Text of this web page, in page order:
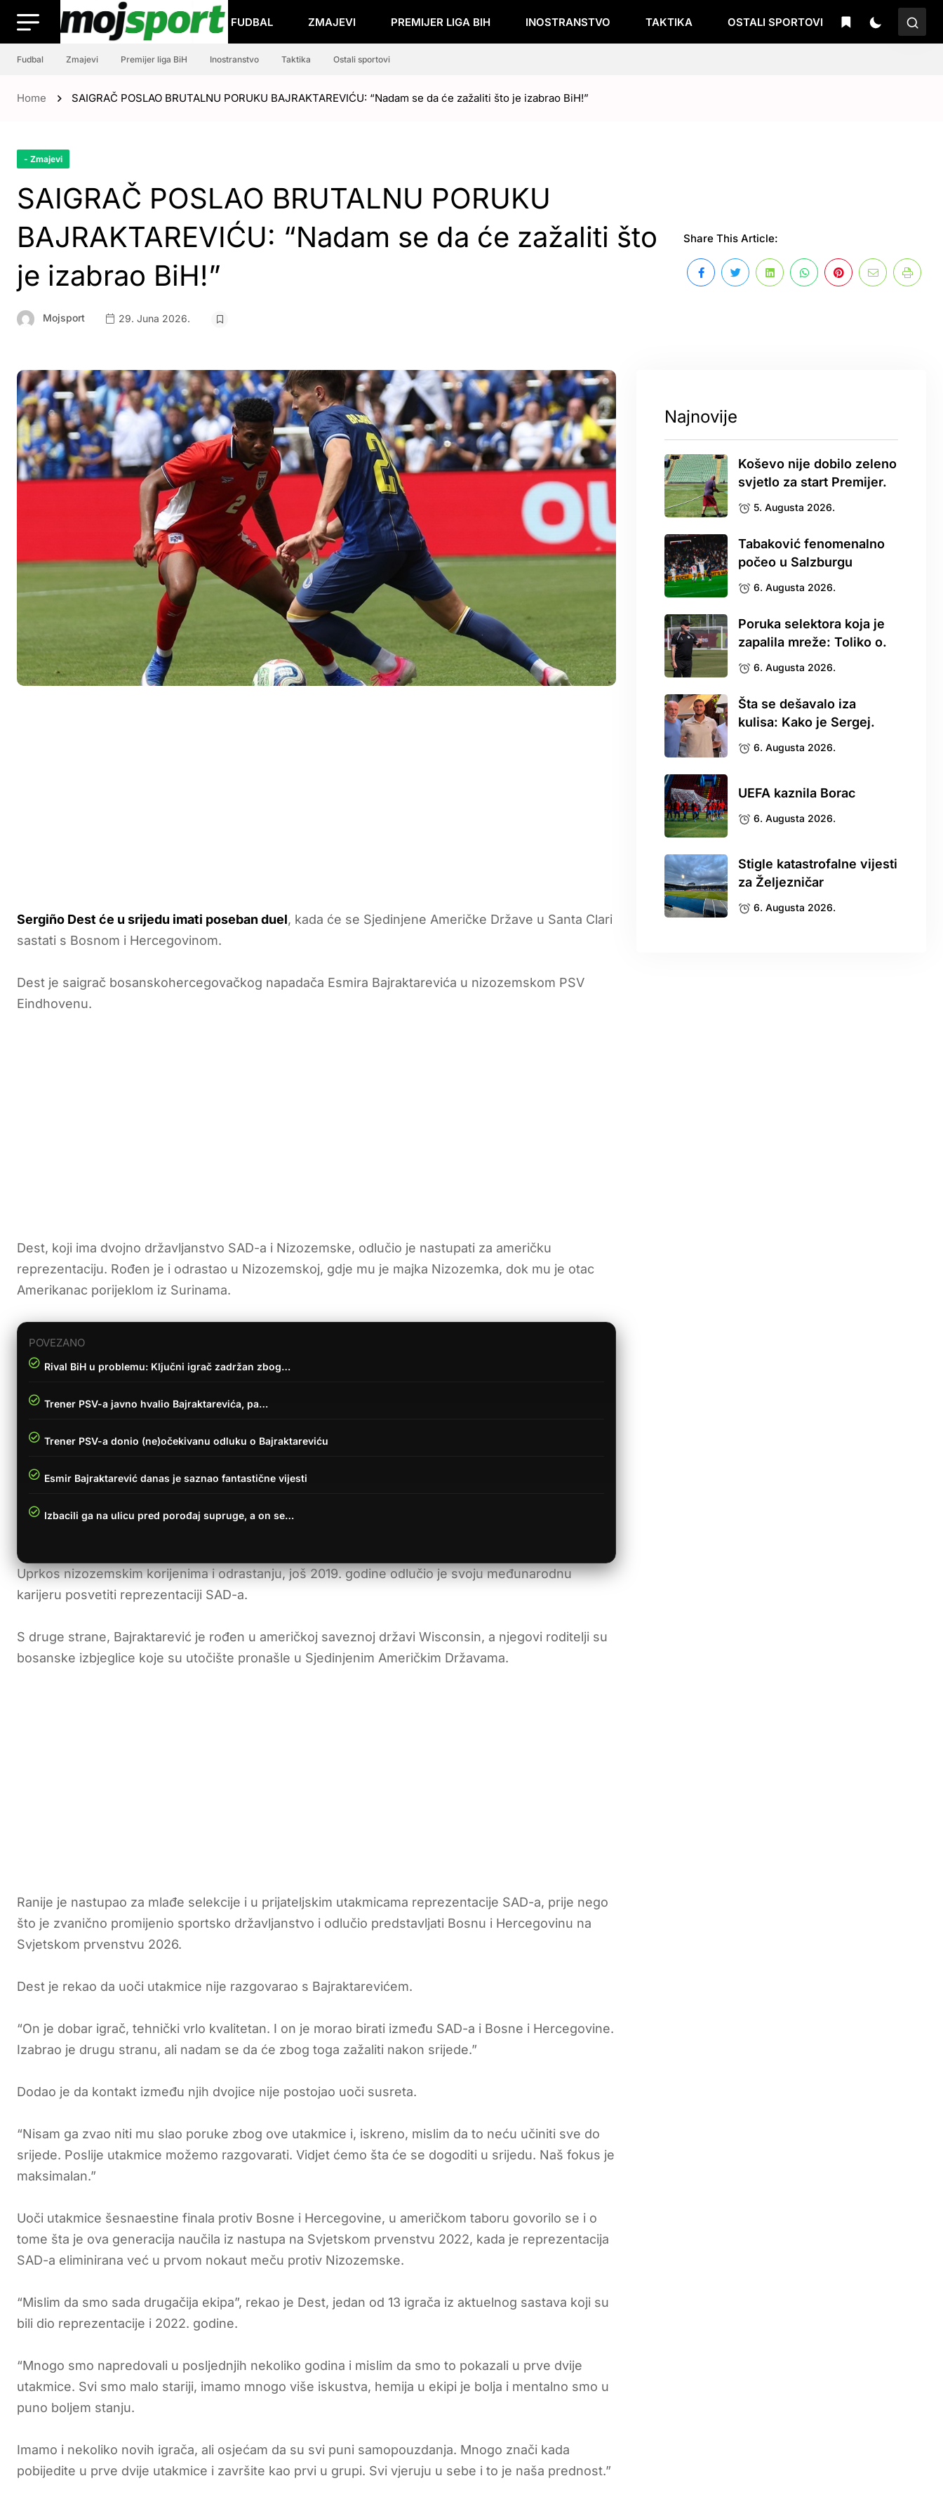
FUDBAL ZMAJEVI PREMIJER LIGA BIH INOSTRANSTVO TAKTIKA OSTALI SPORTOVI
Fudbal Zmajevi Premijer liga BiH Inostranstvo Taktika Ostali sportovi
Home SAIGRAČ POSLAO BRUTALNU PORUKU BAJRAKTAREVIĆU: “Nadam se da će zažaliti što je izabrao BiH!”
- Zmajevi
SAIGRAČ POSLAO BRUTALNU PORUKU
BAJRAKTAREVIĆU: “Nadam se da će zažaliti što
je izabrao BiH!”
Mojsport 29. Juna 2026.
Share This Article:
Sergiño Dest će u srijedu imati poseban duel, kada će se Sjedinjene Američke Države u Santa Clari
sastati s Bosnom i Hercegovinom.
Dest je saigrač bosanskohercegovačkog napadača Esmira Bajraktarevića u nizozemskom PSV
Eindhovenu.
Dest, koji ima dvojno državljanstvo SAD-a i Nizozemske, odlučio je nastupati za američku
reprezentaciju. Rođen je i odrastao u Nizozemskoj, gdje mu je majka Nizozemka, dok mu je otac
Amerikanac porijeklom iz Surinama.
POVEZANO
Rival BiH u problemu: Ključni igrač zadržan zbog…
Trener PSV-a javno hvalio Bajraktarevića, pa…
Trener PSV-a donio (ne)očekivanu odluku o Bajraktareviću
Esmir Bajraktarević danas je saznao fantastične vijesti
Izbacili ga na ulicu pred porođaj supruge, a on se…
Uprkos nizozemskim korijenima i odrastanju, još 2019. godine odlučio je svoju međunarodnu
karijeru posvetiti reprezentaciji SAD-a.
S druge strane, Bajraktarević je rođen u američkoj saveznoj državi Wisconsin, a njegovi roditelji su
bosanske izbjeglice koje su utočište pronašle u Sjedinjenim Američkim Državama.
Ranije je nastupao za mlađe selekcije i u prijateljskim utakmicama reprezentacije SAD-a, prije nego
što je zvanično promijenio sportsko državljanstvo i odlučio predstavljati Bosnu i Hercegovinu na
Svjetskom prvenstvu 2026.
Dest je rekao da uoči utakmice nije razgovarao s Bajraktarevićem.
“On je dobar igrač, tehnički vrlo kvalitetan. I on je morao birati između SAD-a i Bosne i Hercegovine.
Izabrao je drugu stranu, ali nadam se da će zbog toga zažaliti nakon srijede.”
Dodao je da kontakt između njih dvojice nije postojao uoči susreta.
“Nisam ga zvao niti mu slao poruke zbog ove utakmice i, iskreno, mislim da to neću učiniti sve do
srijede. Poslije utakmice možemo razgovarati. Vidjet ćemo šta će se dogoditi u srijedu. Naš fokus je
maksimalan.”
Uoči utakmice šesnaestine finala protiv Bosne i Hercegovine, u američkom taboru govorilo se i o
tome šta je ova generacija naučila iz nastupa na Svjetskom prvenstvu 2022, kada je reprezentacija
SAD-a eliminirana već u prvom nokaut meču protiv Nizozemske.
“Mislim da smo sada drugačija ekipa”, rekao je Dest, jedan od 13 igrača iz aktuelnog sastava koji su
bili dio reprezentacije i 2022. godine.
“Mnogo smo napredovali u posljednjih nekoliko godina i mislim da smo to pokazali u prve dvije
utakmice. Svi smo malo stariji, imamo mnogo više iskustva, hemija u ekipi je bolja i mentalno smo u
puno boljem stanju.
Imamo i nekoliko novih igrača, ali osjećam da su svi puni samopouzdanja. Mnogo znači kada
pobijedite u prve dvije utakmice i završite kao prvi u grupi. Svi vjeruju u sebe i to je naša prednost.”
Najnovije
Koševo nije dobilo zeleno
svjetlo za start Premijer.
5. Augusta 2026.
Tabaković fenomenalno
počeo u Salzburgu
6. Augusta 2026.
Poruka selektora koja je
zapalila mreže: Toliko o.
6. Augusta 2026.
Šta se dešavalo iza
kulisa: Kako je Sergej.
6. Augusta 2026.
UEFA kaznila Borac
6. Augusta 2026.
Stigle katastrofalne vijesti
za Željezničar
6. Augusta 2026.